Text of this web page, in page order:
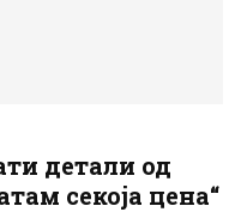
детали од
секоја цена“